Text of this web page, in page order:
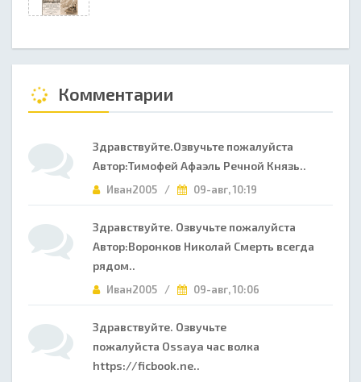
Комментарии
Здравствуйте.Озвучьте пожалуйста
Автор:Тимофей Афаэль Речной Князь..
Иван2005 / 09-авг, 10:19
Здравствуйте. Озвучьте пожалуйста
Автор:Воронков Николай Смерть всегда
рядом..
Иван2005 / 09-авг, 10:06
Здравствуйте. Озвучьте
пожалуйста Ossaya час волка
https://ficbook.ne..